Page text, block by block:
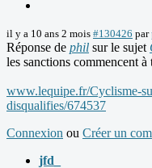
il y a 10 ans 2 mois #130426 par
Réponse de phil sur le sujet
les sanctions commencent à
www.lequipe.fr/Cyclisme-
disqualifies/674537
Connexion ou Créer un
jfd_